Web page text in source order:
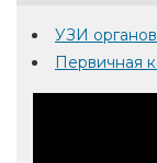
УЗИ органов
Первичная